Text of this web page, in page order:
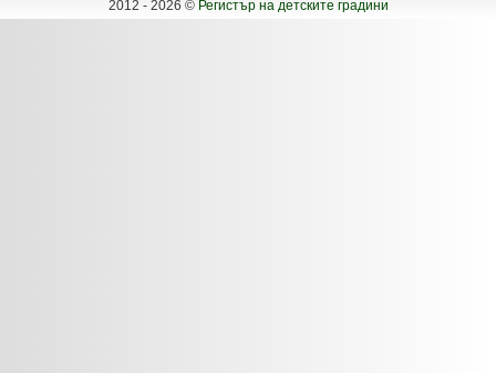
2012 - 2026 © Регистър на детските градини